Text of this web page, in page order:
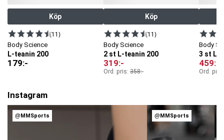
Köp
(11)
Body Science
L-teanin 200
179:-
Köp
(11)
Body Science
2 st L-teanin 200
319:-
Ord. pris:358:-
Body
3 st L-
459:-
Ord.
Instagram
@MMSports @MMSports